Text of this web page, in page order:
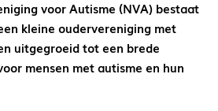
voor Autisme (NVA) bestaat
kleine oudervereniging met
uitgegroeid tot een brede
mensen met autisme en hun